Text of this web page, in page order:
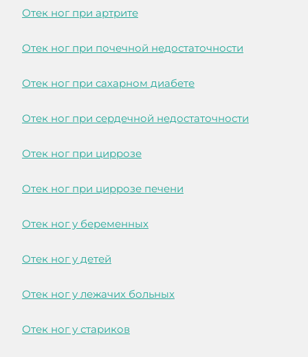
Отек ног при артрите
Отек ног при почечной недостаточности
Отек ног при сахарном диабете
Отек ног при сердечной недостаточности
Отек ног при циррозе
Отек ног при циррозе печени
Отек ног у беременных
Отек ног у детей
Отек ног у лежачих больных
Отек ног у стариков